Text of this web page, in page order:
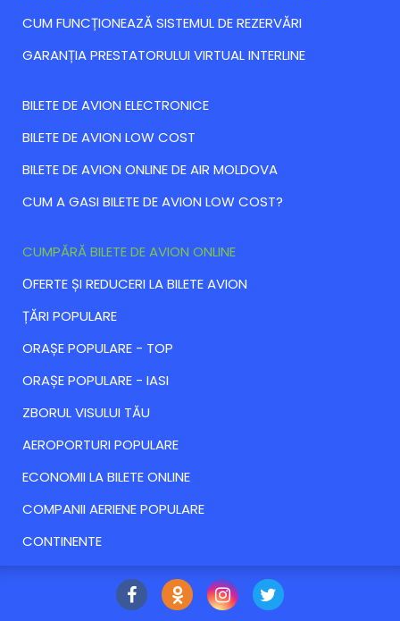
CUM FUNCȚIONEAZĂ SISTEMUL DE REZERVĂRI
GARANȚIA PRESTATORULUI VIRTUAL INTERLINE
BILETE DE AVION ELECTRONICE
BILETE DE AVION LOW COST
BILETE DE AVION ONLINE DE AIR MOLDOVA
CUM A GASI BILETE DE AVION LOW COST?
CUMPĂRĂ BILETE DE AVION ONLINE
ОFERTE ȘI REDUCERI LA BILETE AVION
ȚĂRI POPULARE
ORAȘE POPULARE - TOP
ORAȘE POPULARE - IASI
ZBORUL VISULUI TĂU
AEROPORTURI POPULARE
ECONOMII LA BILETE ONLINE
COMPANII AERIENE POPULARE
CONTINENTE